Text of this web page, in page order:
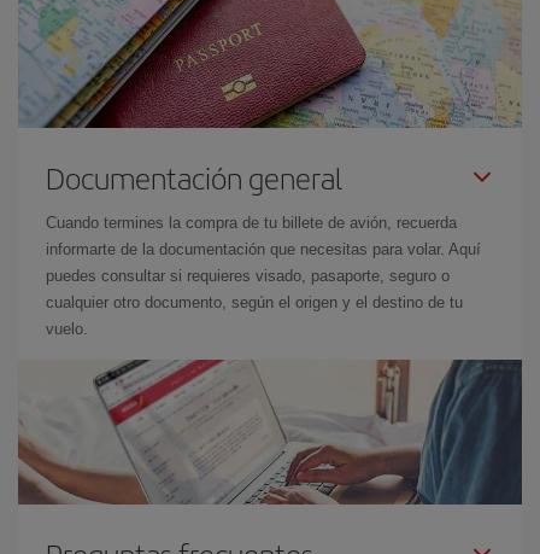
Documentación general
Cuando termines la compra de tu billete de avión, recuerda
informarte de la documentación que necesitas para volar. Aquí
puedes consultar si requieres visado, pasaporte, seguro o
cualquier otro documento, según el origen y el destino de tu
vuelo.